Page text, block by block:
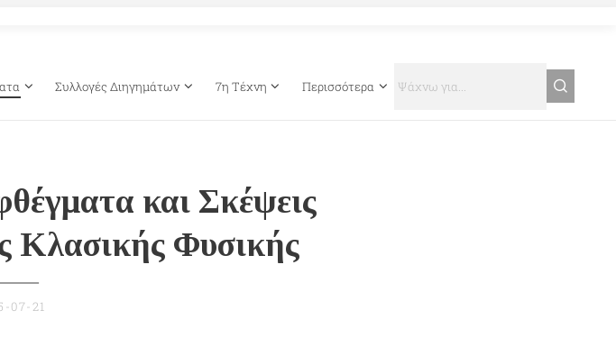
Συλλογές Διηγημάτων 7η Τέχνη Περισσότερα
και Σκέψεις
Κλασικής Φυσικής
07-21